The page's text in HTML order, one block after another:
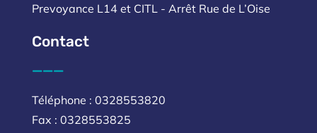
Prevoyance L14 et CITL - Arrêt Rue de L’Oise
Contact
___
Téléphone : 0328553820
Fax : 0328553825